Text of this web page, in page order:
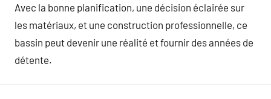
Avec la bonne planification, une décision éclairée sur
les matériaux, et une construction professionnelle, ce
bassin peut devenir une réalité et fournir des années de
détente.